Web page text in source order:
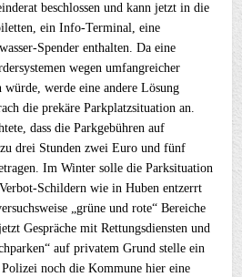
beschlossen und kann jetzt in die
ein Info-Terminal, eine
Spender enthalten. Da eine
wegen umfangreicher
würde, werde eine andere Lösung
die prekäre Parkplatzsituation an.
dass die Parkgebühren auf
drei Stunden zwei Euro und fünf
Im Winter solle die Parksituation
Schildern wie in Huben entzerrt
„grüne und rote“ Bereiche
Gespräche mit Rettungsdiensten und
auf privatem Grund stelle ein
noch die Kommune hier eine